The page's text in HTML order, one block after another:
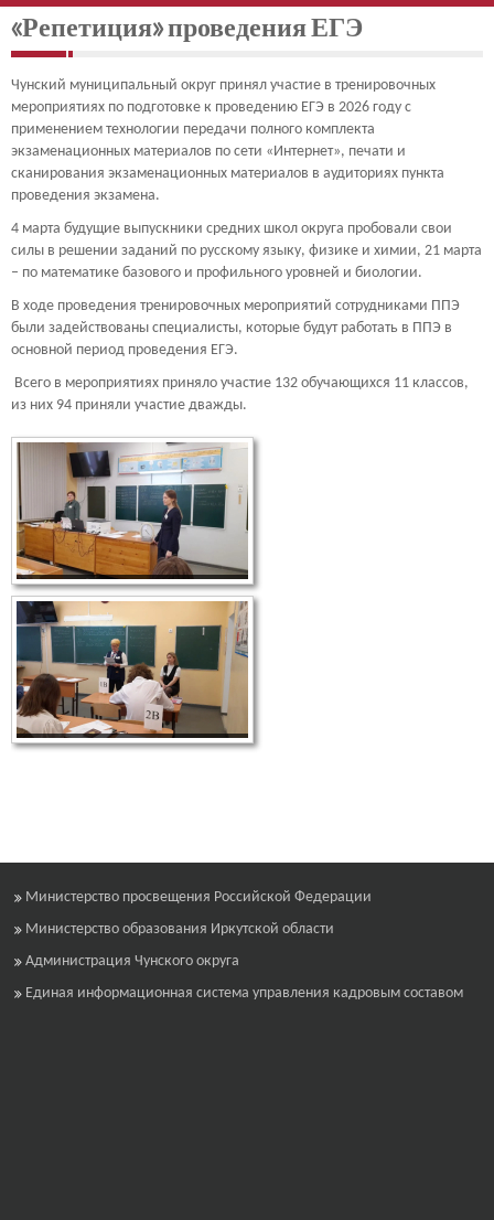
«Репетиция» проведения ЕГЭ
Чунский муниципальный округ принял участие в тренировочных
мероприятиях по подготовке к проведению ЕГЭ в 2026 году с
применением технологии передачи полного комплекта
экзаменационных материалов по сети «Интернет», печати и
сканирования экзаменационных материалов в аудиториях пункта
проведения экзамена.
4 марта будущие выпускники средних школ округа пробовали свои
силы в решении заданий по русскому языку, физике и химии, 21 марта
– по математике базового и профильного уровней и биологии.
В ходе проведения тренировочных мероприятий сотрудниками ППЭ
были задействованы специалисты, которые будут работать в ППЭ в
основной период проведения ЕГЭ.
Всего в мероприятиях приняло участие 132 обучающихся 11 классов,
из них 94 приняли участие дважды.
Министерство просвещения Российской Федерации
Министерство образования Иркутской области
Администрация Чунского округа
Единая информационная система управления кадровым составом